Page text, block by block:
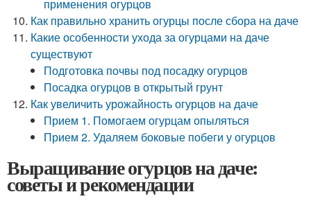
применения огурцов
Как правильно хранить огурцы после сбора на даче
Какие особенности ухода за огурцами на даче
существуют
Подготовка почвы под посадку огурцов
Посадка огурцов в открытый грунт
Как увеличить урожайность огурцов на даче
Прием 1. Помогаем огурцам опыляться
Прием 2. Удаляем боковые побеги у огурцов
Выращивание огурцов на даче:
советы и рекомендации